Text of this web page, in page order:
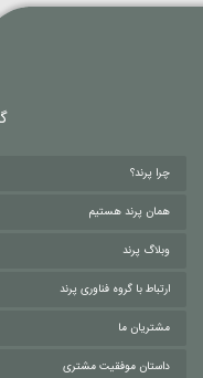
چرا پرند؟
همان پرند هستیم
وبلاگ پرند
ارتباط با گروه فناوری پرند
مشتریان ما
داستان موفقیت مشتری